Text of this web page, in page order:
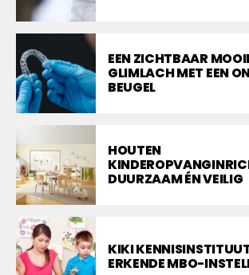
EEN ZICHTBAAR
GLIMLACH MET EEN
BEUGEL
HOUTEN
DUURZAAM ÉN VEILIG
KIKI
ERKENDE MBO-